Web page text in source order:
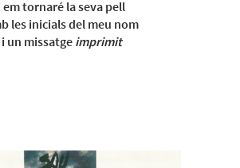
em tornaré la seva pell
les inicials del meu nom
i un missatge imprimit